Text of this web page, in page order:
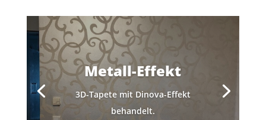
Metall-Effekt
3D-Tapete mit Dinova-Effekt
behandelt.